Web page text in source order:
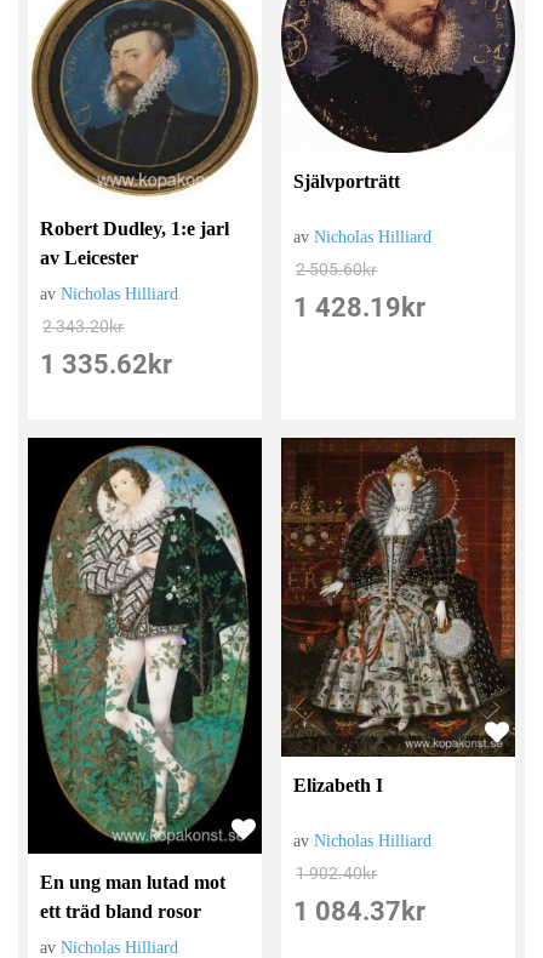
Robert Dudley, 1:e jarl
av Leicester
avNicholas Hilliard
2 343.20kr
1 335.62 kr
Självporträtt
avNicholas Hilliard
2 505.60kr
1 428.19 kr
En ung man lutad mot
ett träd bland rosor
avNicholas Hilliard
Elizabeth I
avNicholas Hilliard
1 902.40kr
1 084.37 kr